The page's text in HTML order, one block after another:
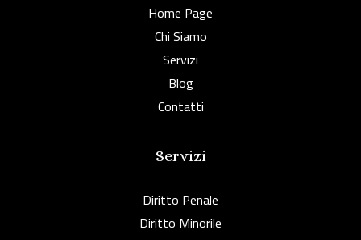
Home Page
Chi Siamo
Servizi
Blog
Contatti
Servizi
Diritto Penale
Diritto Minorile